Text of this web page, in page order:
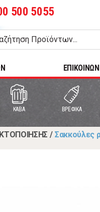
500 5055
ΚΑΒΑ ΒΡΕΦΙΚΑ
/ Σακκούλες